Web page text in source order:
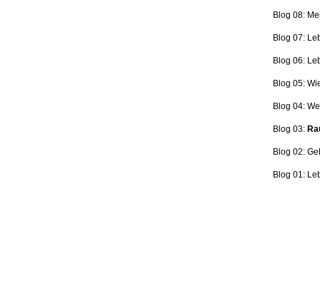
Blog 08:
Blog 07:
Blog 06:
Blog 05:
Blog 04:
Blog 03:
Blog 02:
Blog 01: